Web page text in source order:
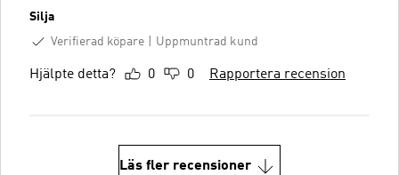
Silja
Verifierad köpare
Uppmuntrad kund
Hjälpte detta? 0 0 Rapportera recension
Läs fler recensioner